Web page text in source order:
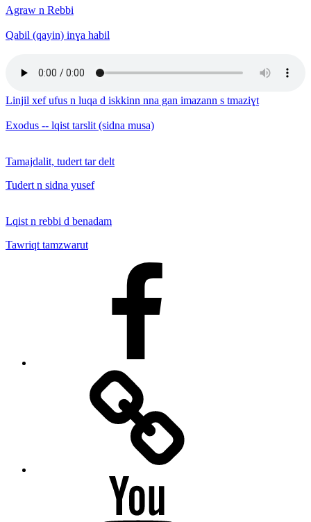
Agraw n Rebbi
Qabil (qayin) inɣa habil
Linjil xef ufus n luqa d iskkinn nna gan imazann s tmaziɣt
Exodus -- lqist tarslit (sidna musa)
Tamajdalit, tudert tar delt
Tudert n sidna yusef
Lqist n rebbi d benadam
Tawriqt tamzwarut